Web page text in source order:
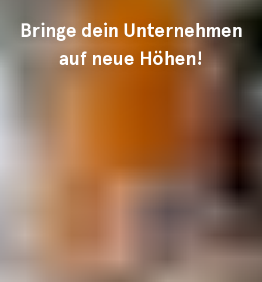
Bringe dein Unternehmen
auf neue Höhen!